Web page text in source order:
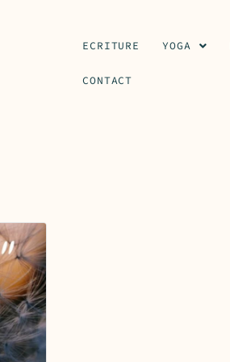
ECRITURE YOGA
CONTACT